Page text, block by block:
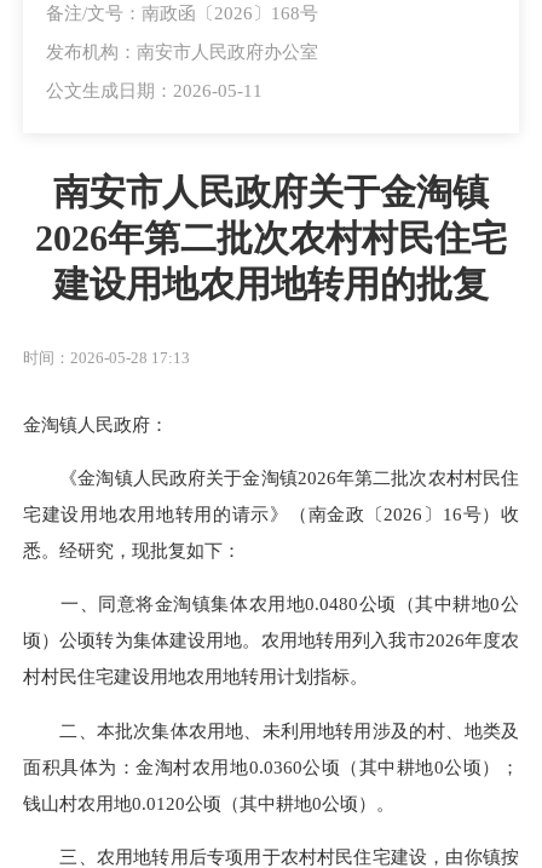
备注/文号：南政函〔2026〕168号
发布机构：南安市人民政府办公室
公文生成日期：2026-05-11
南安市人民政府关于金淘镇
2026年第二批次农村村民住宅
建设用地农用地转用的批复
时间：2026-05-28 17:13
金淘镇人民政府：
《金淘镇人民政府关于金淘镇2026年第二批次农村村民住
宅建设用地农用地转用的请示》（南金政〔2026〕16号）收
悉。经研究，现批复如下：
一、同意将金淘镇集体农用地0.0480公顷（其中耕地0公
顷）公顷转为集体建设用地。农用地转用列入我市2026年度农
村村民住宅建设用地农用地转用计划指标。
二、本批次集体农用地、未利用地转用涉及的村、地类及
面积具体为：金淘村农用地0.0360公顷（其中耕地0公顷）；
钱山村农用地0.0120公顷（其中耕地0公顷）。
三、农用地转用后专项用于农村村民住宅建设，由你镇按